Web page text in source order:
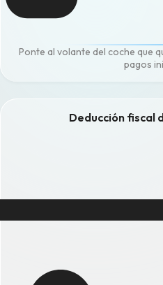
Ponte al volante del coche que
pagos
Deducción fiscal